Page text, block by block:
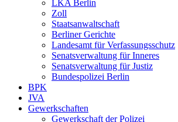
LKA Berlin
Zoll
Staatsanwaltschaft
Berliner Gerichte
Landesamt für Verfassungsschutz
Senatsverwaltung für Inneres
Senatsverwaltung für Justiz
Bundespolizei Berlin
BPK
JVA
Gewerkschaften
Gewerkschaft der Polizei